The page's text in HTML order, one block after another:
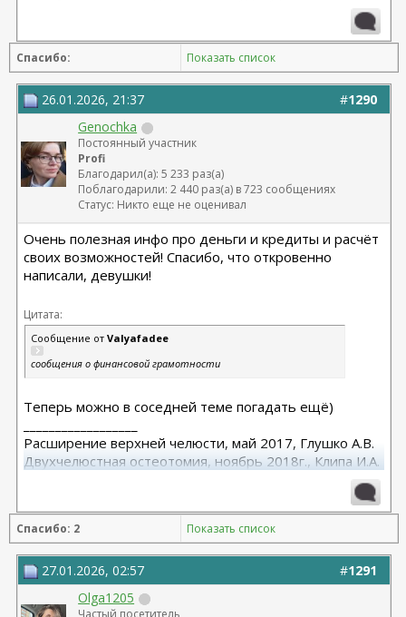
Спасибо: Показать список
#1290
26.01.2026, 21:37
Genochka
Постоянный участник
Profi
Благодарил(а): 5 233 раз(а)
Поблагодарили: 2 440 раз(а) в 723 сообщениях
Статус: Никто еще не оценивал
Очень полезная инфо про деньги и кредиты и расчёт
своих возможностей! Спасибо, что откровенно
написали, девушки!
Цитата:
Сообщение отValyafadee
сообщения о финансовой грамотности
Теперь можно в соседней теме погадать ещё)
Расширение верхней челюсти, май 2017, Глушко А.В.
Двухчелюстная остеотомия, ноябрь 2018г., Клипа И.А.
Маммопластика (подтяжка без имплантов с редукцией
Спасибо: 2 Показать список
#1291
27.01.2026, 02:57
Olga1205
Частый посетитель